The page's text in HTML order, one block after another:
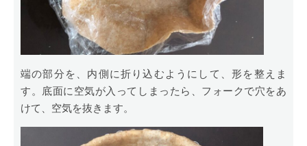
端の部分を、内側に折り込むようにして、形を整えま
す。底面に空気が入ってしまったら、フォークで穴をあ
けて、空気を抜きます。